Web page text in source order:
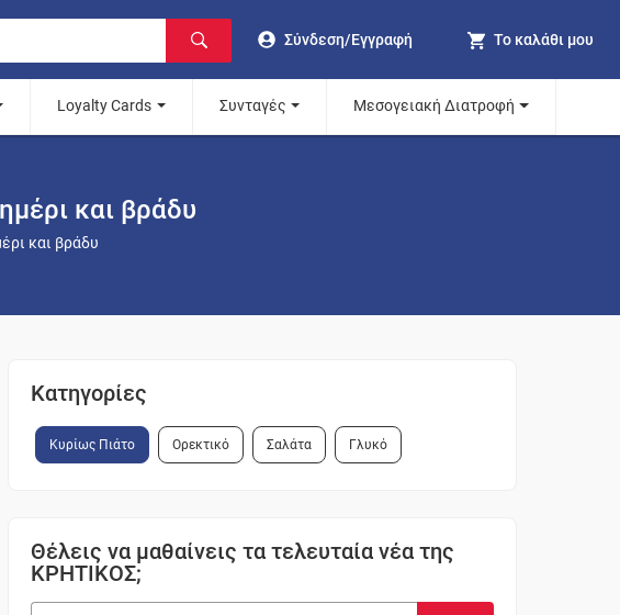
Σύνδεση/Εγγραφή Το καλάθι μου
Loyalty Cards Συνταγές Μεσογειακή Διατροφή
και βράδυ
και βράδυ
Κατηγορίες
Κυρίως Πιάτο Ορεκτικό Σαλάτα Γλυκό
Θέλεις να μαθαίνεις τα τελευταία νέα της
ΚΡΗΤΙΚΟΣ;